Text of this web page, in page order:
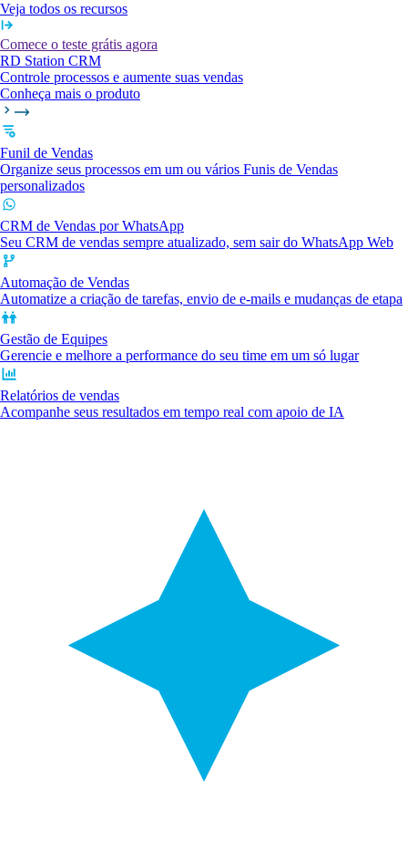
Veja todos os recursos
Comece o teste grátis agora
RD Station CRM
Controle processos e aumente suas vendas
Conheça mais o produto
Funil de Vendas
Organize seus processos em um ou vários Funis de Vendas
personalizados
CRM de Vendas por WhatsApp
Seu CRM de vendas sempre atualizado, sem sair do WhatsApp Web
Automação de Vendas
Automatize a criação de tarefas, envio de e-mails e mudanças de etapa
Gestão de Equipes
Gerencie e melhore a performance do seu time em um só lugar
Relatórios de vendas
Acompanhe seus resultados em tempo real com apoio de IA